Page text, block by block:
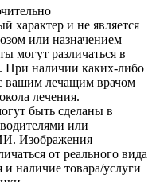
характер и не является
или назначением
могут различаться в
При наличии каких-либо
вашим лечащим врачом
лечения.
быть сделаны в
или
Изображения
от реального вида
наличие товара/услуги